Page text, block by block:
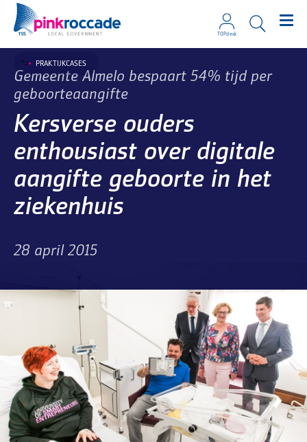
TOPdesk
Gemeente Almelo bespaart 54% tijd per
geboorteaangifte
Kersverse ouders
enthousiast over digitale
aangifte geboorte in het
ziekenhuis
28 april 2015
PRAKTIJKCASES